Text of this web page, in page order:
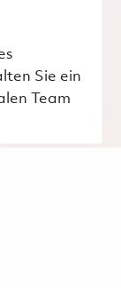
Sie ein
Team